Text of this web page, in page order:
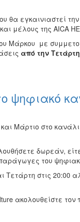
θα εγκαινιαστεί
μέλους της AICA
Μάρκου με
από την
ψηφιακό
Μάρτιο στο
δωρεάν,
του
Τετάρτη στις
ακολουθείστε